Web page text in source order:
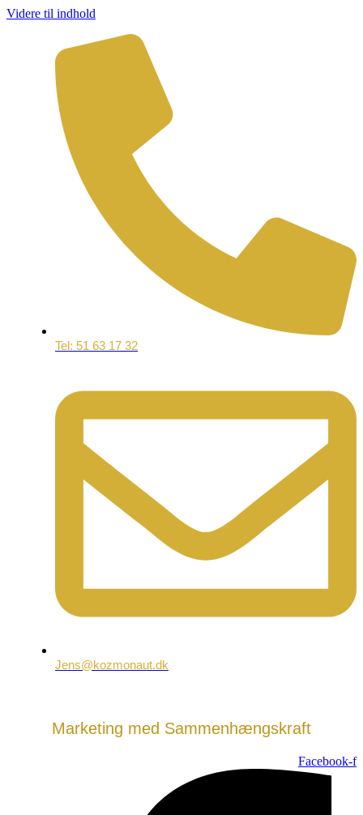
Videre til indhold
Tel: 51 63 17 32
Jens@kozmonaut.dk
Marketing med Sammenhængskraft
Facebook-f